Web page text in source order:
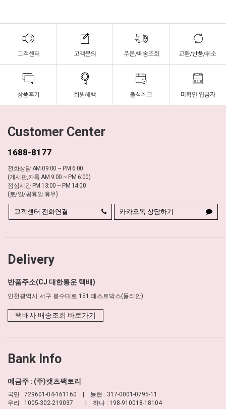
Customer Center
1688-8177
전화상담 AM 09:00 ~ PM 6:00
(게시판,카톡 AM 9:00 ~ PM 6:00)
점심시간 PM 13:00 ~ PM 14:00
(토/일/공휴일 휴무)
고객센터 전화연결 카카오톡 상담하기
Delivery
반품주소(CJ 대한통운 택배)
인천광역시 서구 봉수대로 151 패스트박스(뮬리안)
택배사 배송조회 바로가기
Bank Info
예금주 : (주)캣츠팩토리
국민 : 729601-04-161160 | 농협 : 317-0001-0795-11
우리 : 1005-302-219037 | 하나 : 198-910018-18104